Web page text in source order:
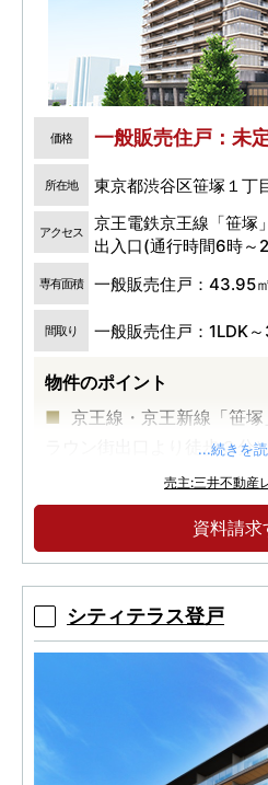
価格 一般販売住戸：未
所在地 東京都渋谷区笹塚１丁
アクセス
京王電鉄京王線「笹塚
出入口(通行時間6時
専有面積 一般販売住戸：43.95
間取り 一般販売住戸：1LDK
物件のポイント
京王線・京王新線「笹
ラウン街出口より徒歩３分
地上２８階建、全６５
一体複合開発、渋谷区最大
レジデンス
標高約３７ｍの高台と
する圧倒的な解放感と眺望
...続きを
売主:三井不動産
資料請求
シティテラス登戸